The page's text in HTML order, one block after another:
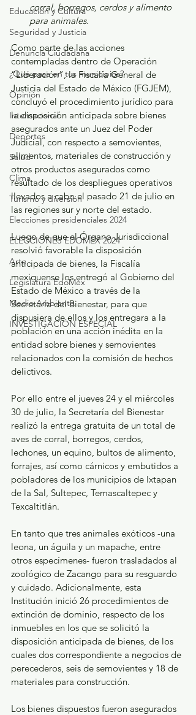
Educación y Cultura
Seguridad y Justicia
Denuncia Ciudadana
¿Qué pasa en tus municipios?
Opinión
Internacional
Deportes
Salud
Clima
Turismo y diversión
Elecciones presidenciales 2024
ELECCIONES EDOMEX 2024
Arte
Legislatura EdoMéx
Medio Ambiente
INVESTIGACIÓN ESPECIAL
corral, borregos, cerdos y alimento
para animales.
Como parte de las acciones
contempladas dentro de Operación
“Liberación”, la Fiscalía General de
Justicia del Estado de México (FGJEM),
concluyó el procedimiento jurídico para
la disposición anticipada sobre bienes
asegurados ante un Juez del Poder
Judicial, con respecto a semovientes,
alimentos, materiales de construcción y
otros productos asegurados como
resultado de los despliegues operativos
llevados a cabo el pasado 21 de julio en
las regiones sur y norte del estado.
Luego de que el Órgano Jurisdiccional
resolvió favorable la disposición
anticipada de bienes, la Fiscalía
mexiquense los entregó al Gobierno del
Estado de México a través de la
Secretaría del Bienestar, para que
dispusiera de ellos y los entregara a la
población en una acción inédita en la
entidad sobre bienes y semovientes
relacionados con la comisión de hechos
delictivos.
Por ello entre el jueves 24 y el miércoles
30 de julio, la Secretaría del Bienestar
realizó la entrega gratuita de un total de
aves de corral, borregos, cerdos,
lechones, un equino, bultos de alimento,
forrajes, así como cárnicos y embutidos a
pobladores de los municipios de Ixtapan
de la Sal, Sultepec, Temascaltepec y
Texcaltitlán.
En tanto que tres animales exóticos -una
leona, un águila y un mapache, entre
otros especímenes- fueron trasladados al
zoológico de Zacango para su resguardo
y cuidado. Adicionalmente, esta
Institución inició 26 procedimientos de
extinción de dominio, respecto de los
inmuebles en los que se solicitó la
disposición anticipada de bienes, de los
cuales dos correspondiente a negocios de
perecederos, seis de semovientes y 18 de
materiales para construcción.
Los bienes dispuestos fueron asegurados